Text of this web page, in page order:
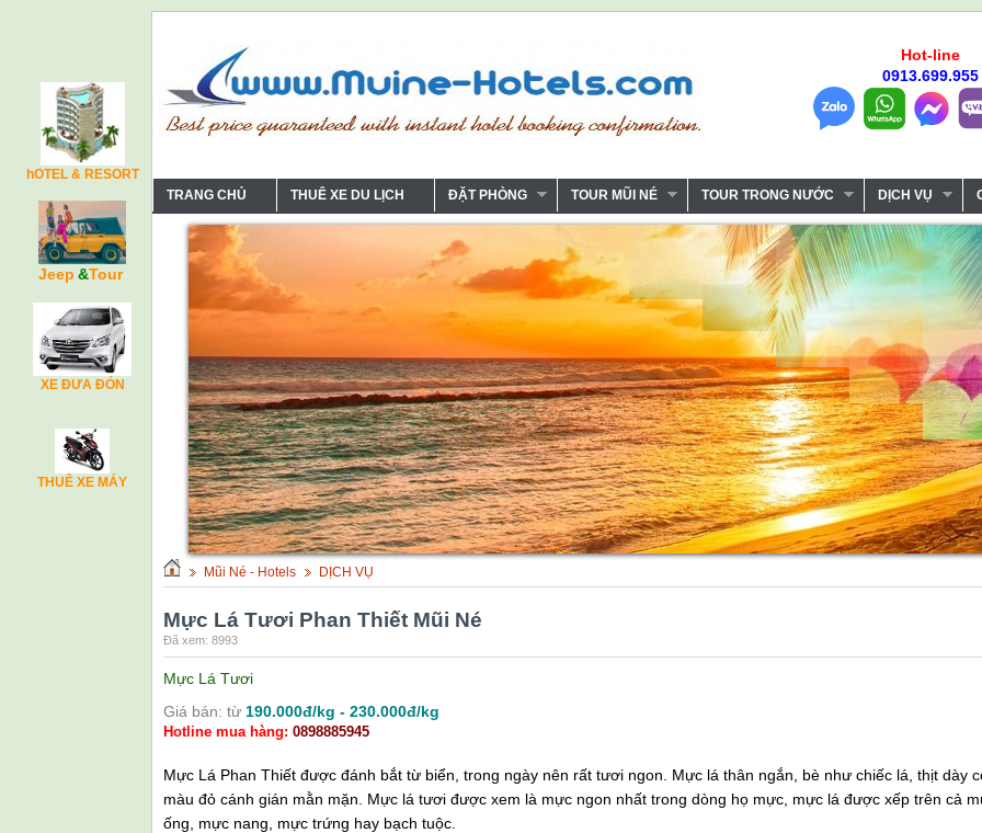
hOTEL & RESORT
Jeep &Tour
XE ĐƯA ĐÓN
THUÊ XE MÁY
Hot-line
0913.699.955
TRANG CHỦ THUÊ XE DU LỊCH ĐẶT PHÒNG TOUR MŨI NÉ TOUR TRONG NƯỚC DỊCH VỤ
Mũi Né - Hotels DỊCH VỤ
Mực Lá Tươi Phan Thiết Mũi Né
Đã xem: 8993
Mực Lá Tươi
Giá bán: từ 190.000đ/kg - 230.000đ/kg
Hotline mua hàng: 0898885945
Mực Lá Phan Thiết được đánh bắt từ biển, trong ngày nên rất tươi ngon. Mực lá thân ngắn, bè như chiếc lá, thịt dày
màu đỏ cánh gián mằn mặn. Mực lá tươi được xem là mực ngon nhất trong dòng họ mực, mực lá được xếp trên cả
ống, mực nang, mực trứng hay bạch tuộc.